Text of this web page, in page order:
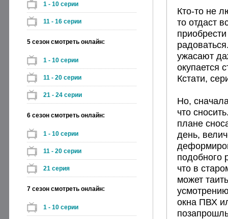
1 - 10 серии
11 - 16 серии
5 сезон смотреть онлайн:
1 - 10 серии
11 - 20 серии
21 - 24 серии
6 сезон смотреть онлайн:
1 - 10 серии
11 - 20 серии
21 серия
7 сезон смотреть онлайн:
1 - 10 серии
Кто-то не
то отдаст
ужасают
окупается
Кстати,
Но,
что
плане
день,
подобного
что в
может
окна ПВХ